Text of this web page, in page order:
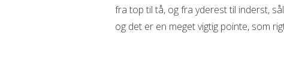
fra top til tå, og fra yderest til inderst,
og det er en meget vigtig pointe, som